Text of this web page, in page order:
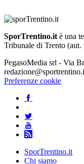
SporTrentino.it è una
Tribunale di Trento
PegasoMedia srl - Via
Preferenze cookie
SporTrentino.it
Chi siamo